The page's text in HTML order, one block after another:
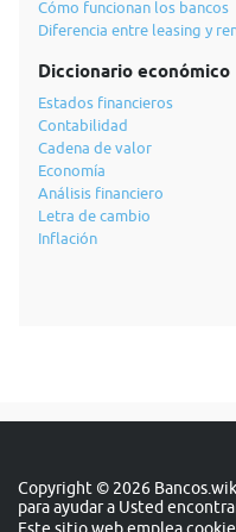
Cómo funcionan los bancos
Diferencia entre leasing y
Diccionario económico
Estados financieros
Contabilidad
Cadena de valor
Economía
Análisis financiero
Letra de cambio
Inflación
Copyright © 2026
para ayudar a Usted